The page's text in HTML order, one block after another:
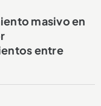
masivo en
entre